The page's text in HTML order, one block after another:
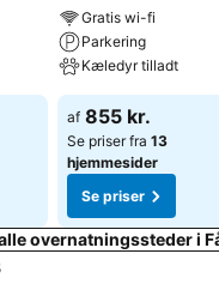
terrasse
til fjorden, hvor du kan
kop kaffe. Vælg mellem
•
hullers
Mulighed for lån af cykler •
til elbiler
Gratis wi-fi
Parkering
Kæledyr tilladt
af 855 kr.
Se priser fra 13
hjemmesider
Se priser
overnatningssteder i